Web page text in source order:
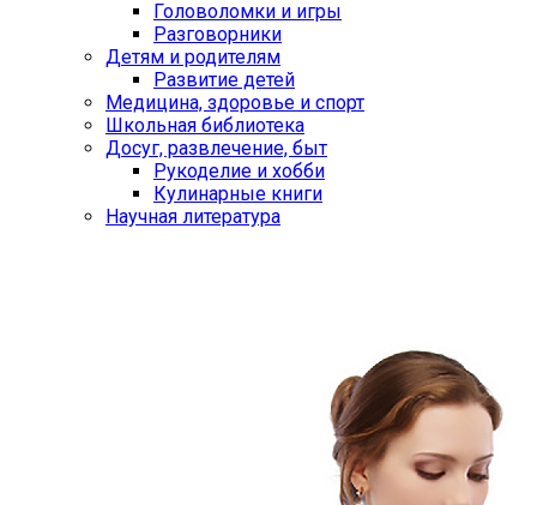
Головоломки и игры
Разговорники
Детям и родителям
Развитие детей
Медицина, здоровье и спорт
Школьная библиотека
Досуг, развлечение, быт
Рукоделие и хобби
Кулинарные книги
Научная литература